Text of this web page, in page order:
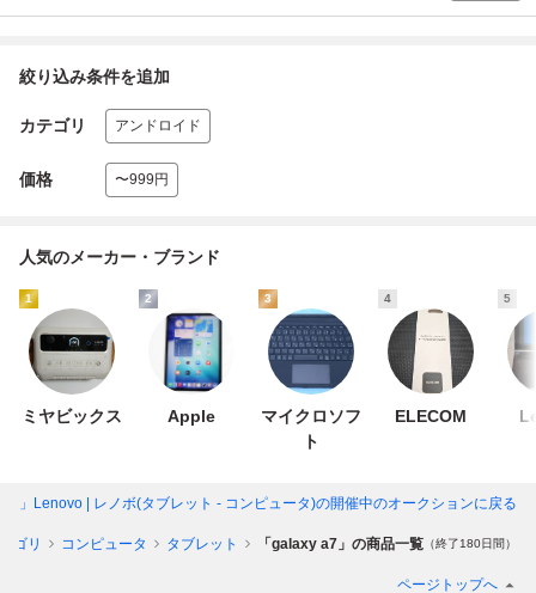
絞り込み条件を追加
カテゴリ アンドロイド
価格 〜999円
人気のメーカー・ブランド
1
ミヤビックス
2
Apple
3
マイクロソフ
ト
4
ELECOM
5
」Lenovo | レノボ(タブレット - コンピュータ)の開催中のオークションに戻る
ゴリ コンピュータ タブレット 「galaxy a7」の商品一覧 （終了180日間）
ページトップへ